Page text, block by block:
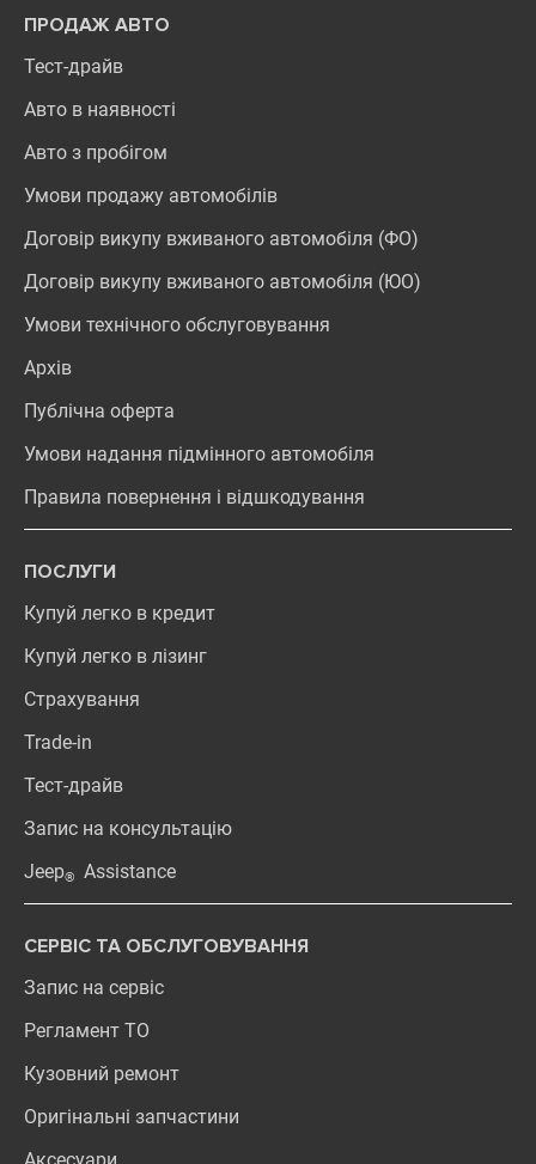
ПРОДАЖ АВТО
Тест-драйв
Авто в наявності
Авто з пробігом
Умови продажу автомобілів
Договір викупу вживаного автомобіля (ФО)
Договір викупу вживаного автомобіля (ЮО)
Умови технічного обслуговування
Архів
Публічна оферта
Умови надання підмінного автомобіля
Правила повернення і відшкодування
ПОСЛУГИ
Купуй легко в кредит
Купуй легко в лізинг
Страхування
Trade-in
Тест-драйв
Запис на консультацію
Jeep® Assistance
СЕРВІС ТА ОБСЛУГОВУВАННЯ
Запис на сервіс
Регламент ТО
Кузовний ремонт
Оригінальні запчастини